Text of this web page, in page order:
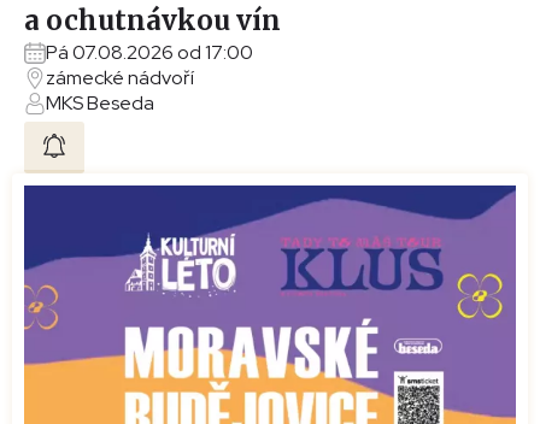
a ochutnávkou vín
Pá 07.08.2026 od 17:00
zámecké nádvoří
MKS Beseda